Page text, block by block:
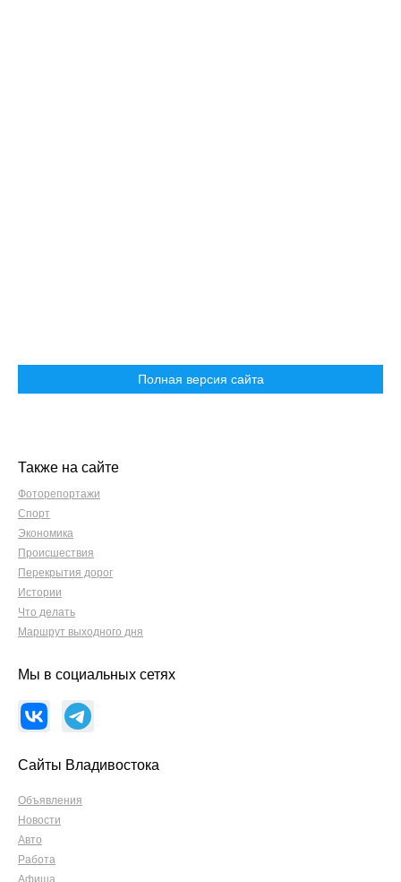
Полная версия сайта
Также на сайте
Фоторепортажи
Спорт
Экономика
Происшествия
Перекрытия дорог
Истории
Что делать
Маршрут выходного дня
Мы в социальных сетях
Сайты Владивостока
Объявления
Новости
Авто
Работа